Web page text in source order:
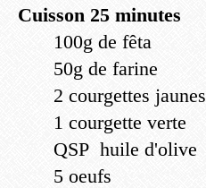
Cuisson 25 minutes
100g de fêta
50g de farine
2 courgettes jaunes
1 courgette verte
QSP huile d'olive
5 oeufs